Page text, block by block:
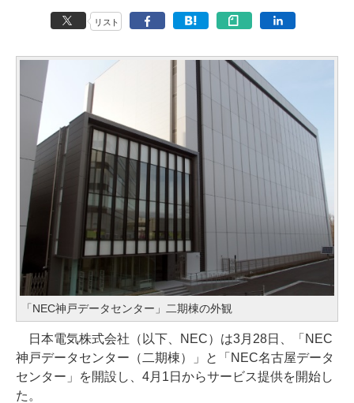
リスト
「NEC神戸データセンター」二期棟の外観
日本電気株式会社（以下、NEC）は3月28日、「NEC
神戸データセンター（二期棟）」と「NEC名古屋データ
センター」を開設し、4月1日からサービス提供を開始し
た。